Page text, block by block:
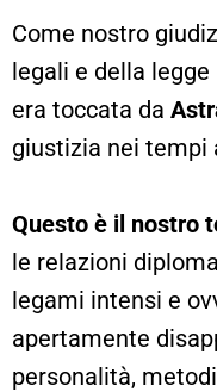
Come nostro
legali e della
era toccata da
giustizia nei tempi
Questo è il nostro
le relazioni
legami intensi e
apertamente
personalità,